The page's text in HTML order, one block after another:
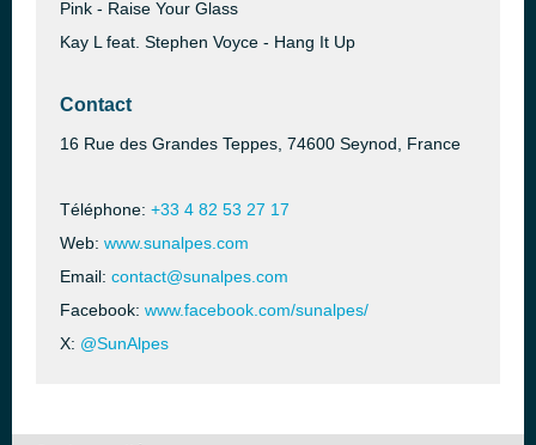
Pink - Raise Your Glass
Kay L feat. Stephen Voyce - Hang It Up
Contact
16 Rue des Grandes Teppes, 74600 Seynod, France
Téléphone: +33 4 82 53 27 17
Web: www.sunalpes.com
Email: contact@sunalpes.com
Facebook: www.facebook.com/sunalpes/
X: @SunAlpes